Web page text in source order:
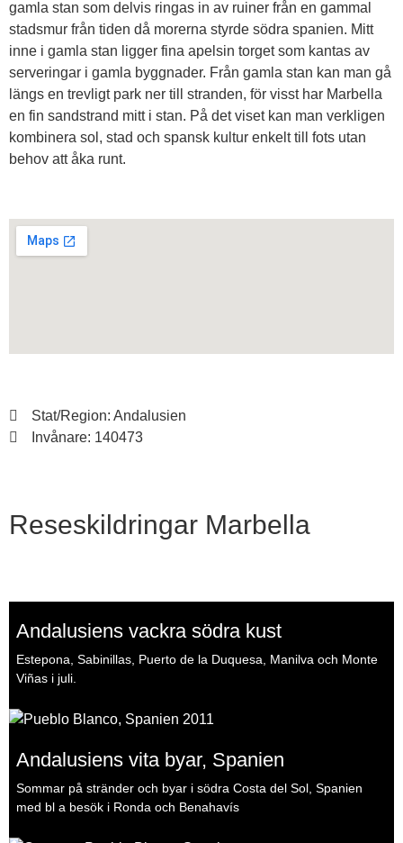
gamla stan som delvis ringas in av ruiner från en gammal
stadsmur från tiden då morerna styrde södra spanien. Mitt
inne i gamla stan ligger fina apelsin torget som kantas av
serveringar i gamla byggnader. Från gamla stan kan man gå
längs en trevligt park ner till stranden, för visst har Marbella
en fin sandstrand mitt i stan. På det viset kan man verkligen
kombinera sol, stad och spansk kultur enkelt till fots utan
behov att åka runt.
Stat/Region: Andalusien
Invånare: 140473
Reseskildringar Marbella
Andalusiens vackra södra kust
Estepona, Sabinillas, Puerto de la Duquesa, Manilva och Monte
Viñas i juli.
Andalusiens vita byar, Spanien
Sommar på stränder och byar i södra Costa del Sol, Spanien
med bl a besök i Ronda och Benahavís